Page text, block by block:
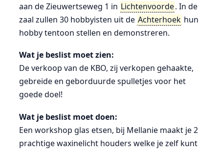
aan de Zieuwertseweg 1 in Lichtenvoorde. In de
zaal zullen 30 hobbyisten uit de Achterhoek hun
hobby tentoon stellen en demonstreren.
Wat je beslist moet zien:
De verkoop van de KBO, zij verkopen gehaakte,
gebreide en geborduurde spulletjes voor het
goede doel!
Wat je beslist moet doen:
Een workshop glas etsen, bij Mellanie maakt je 2
prachtige waxinelicht houders welke je zelf kunt